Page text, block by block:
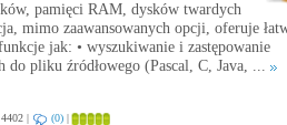
pamięci RAM, dysków twardych
mimo zaawansowanych opcji, oferuje
jak: • wyszukiwanie i zastępowanie
do pliku źródłowego (Pascal, C, Java, ...
| (0) |